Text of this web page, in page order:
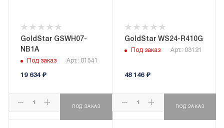
GoldStar GSWH07-
NB1A
Под заказ Арт.: 01541
19 634₽
ПОД ЗАКАЗ
GoldStar WS24-R410G
Под заказ Арт.: 03121
48 146₽
ПОД ЗАКАЗ